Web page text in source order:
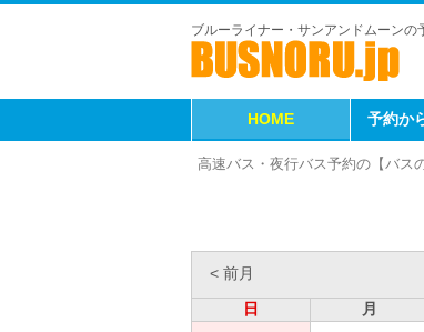
ブルーライナー・サンアンドムーンの
HOME 予約か
高速バス・夜行バス予約の【バス
< 前月
日
月